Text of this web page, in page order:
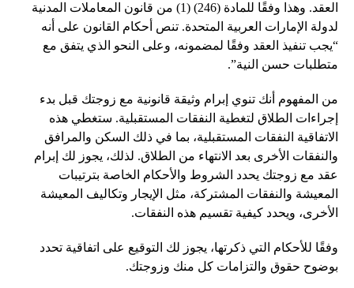
العقد. وهذا وفقًا للمادة (246) (1) من قانون المعاملات المدنية
لدولة الإمارات العربية المتحدة. تنص أحكام القانون على أنه
“يجب تنفيذ العقد وفقًا لمضمونه، وعلى النحو الذي يتفق مع
متطلبات حسن النية”.
من المفهوم أنك تنوي إبرام وثيقة قانونية مع زوجتك قبل بدء
إجراءات الطلاق لتغطية النفقات المستقبلية. ستغطي هذه
الاتفاقية النفقات المستقبلية، بما في ذلك السكن والمرافق
والنفقات الأخرى بعد الانتهاء من الطلاق. لذلك، يجوز لك إبرام
عقد مع زوجتك يحدد الشروط والأحكام الخاصة بترتيبات
المعيشة والنفقات المشتركة، مثل الإيجار وتكاليف المعيشة
الأخرى، ويحدد كيفية تقسيم هذه النفقات.
وفقًا للأحكام التي ذكرتها، يجوز لك التوقيع على اتفاقية تحدد
بوضوح حقوق والتزامات كل منك وزوجتك.